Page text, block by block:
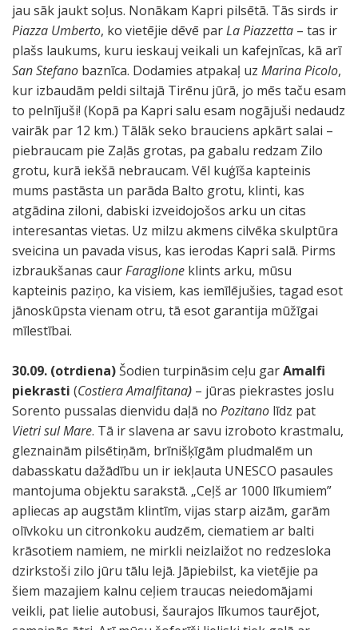
jau sāk jaukt soļus. Nonākam Kapri pilsētā. Tās sirds ir
Piazza Umberto, ko vietējie dēvē parLa Piazzetta – tas ir
plašs laukums, kuru ieskauj veikali un kafejnīcas, kā arī
San Stefano baznīca. Dodamies atpakaļ uz Marina Picolo,
kur izbaudām peldi siltajā Tirēnu jūrā, jo mēs taču esam
to pelnījuši! (Kopā pa Kapri salu esam nogājuši nedaudz
vairāk par 12 km.) Tālāk seko brauciens apkārt salai –
piebraucam pie Zaļās grotas, pa gabalu redzam Zilo
grotu, kurā iekšā nebraucam. Vēl kuģīša kapteinis
mums pastāsta un parāda Balto grotu, klinti, kas
atgādina ziloni, dabiski izveidojošos arku un citas
interesantas vietas. Uz milzu akmens cilvēka skulptūra
sveicina un pavada visus, kas ierodas Kapri salā. Pirms
izbraukšanas caurFaraglione klints arku, mūsu
kapteinis paziņo, ka visiem, kas iemīlējušies, tagad esot
jānoskūpsta vienam otru, tā esot garantija mūžīgai
mīlestībai.
30.09. (otrdiena) Šodien turpināsim ceļu garAmalfi
piekrasti (Costiera Amalfitana) – jūras piekrastes joslu
Sorento pussalas dienvidu daļā no Pozitano līdz pat
Vietri sul Mare. Tā ir slavena ar savu izroboto krastmalu,
gleznainām pilsētiņām, brīnišķīgām pludmalēm un
dabasskatu dažādību un ir iekļauta UNESCO pasaules
mantojuma objektu sarakstā. „Ceļš ar 1000 līkumiem”
apliecas ap augstām klintīm, vijas starp aizām, garām
olīvkoku un citronkoku audzēm, ciematiem ar balti
krāsotiem namiem, ne mirkli neizlaižot no redzesloka
dzirkstoši zilo jūru tālu lejā. Jāpiebilst, ka vietējie pa
šiem mazajiem kalnu ceļiem traucas neiedomājami
veikli, pat lielie autobusi, šaurajos līkumos taurējot,